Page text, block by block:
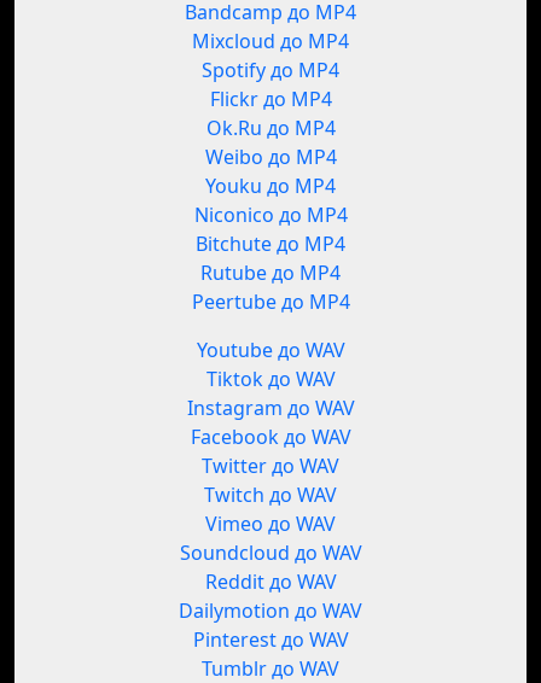
Bandcamp до MP4
Mixcloud до MP4
Spotify до MP4
Flickr до MP4
Ok.Ru до MP4
Weibo до MP4
Youku до MP4
Niconico до MP4
Bitchute до MP4
Rutube до MP4
Peertube до MP4
Youtube до WAV
Tiktok до WAV
Instagram до WAV
Facebook до WAV
Twitter до WAV
Twitch до WAV
Vimeo до WAV
Soundcloud до WAV
Reddit до WAV
Dailymotion до WAV
Pinterest до WAV
Tumblr до WAV